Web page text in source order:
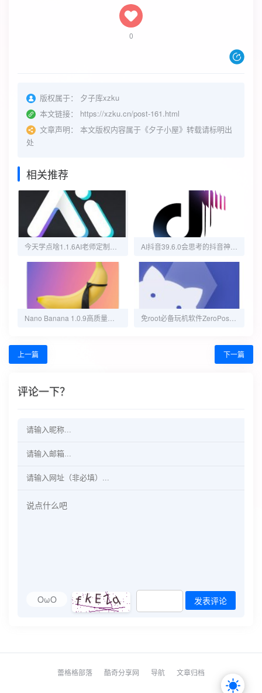
0
版权属于：
夕子库xzku
本文链接：
https://xzku.cn/post-161.html
文章声明：
本文版权内容属于《夕子小屋》转载请标明出
处
相关推荐
上一篇 下一篇
评论一下？
OωO 发表评论
蕾格格部落 酷奇分享网 导航 文章归档